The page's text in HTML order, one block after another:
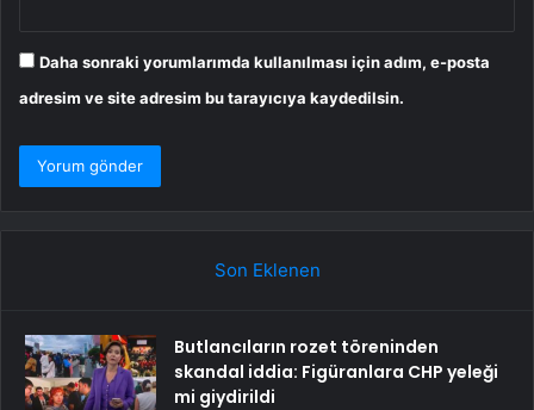
Daha sonraki yorumlarımda kullanılması için adım, e-posta
adresim ve site adresim bu tarayıcıya kaydedilsin.
Son Eklenen
Butlancıların rozet töreninden
skandal iddia: Figüranlara CHP yeleği
mi giydirildi